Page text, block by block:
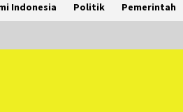
Indonesia Politik Pemerintah